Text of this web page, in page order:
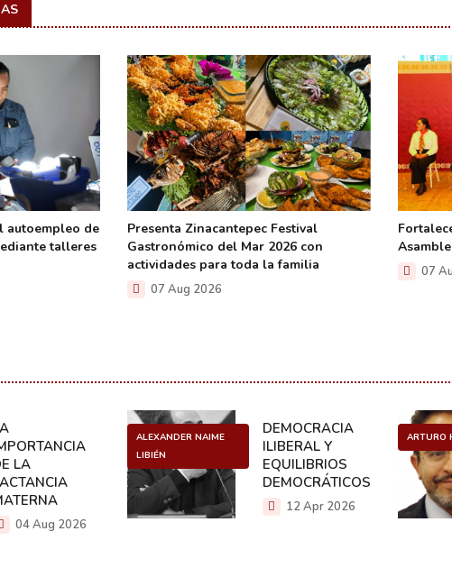
autoempleo de
talleres
Presenta Zinacantepec Festival
Gastronómico del Mar 2026 con
actividades para toda la familia
07 Aug 2026
07
LA
04 Aug 2026
ALEXANDER NAIME
LIBIÉN
DEMOCRACIA
ILIBERAL Y
EQUILIBRIOS
DEMOCRÁTICOS
12 Apr 2026
ARTURO